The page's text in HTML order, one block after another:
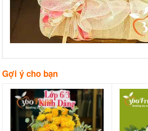
Gợi ý cho bạn